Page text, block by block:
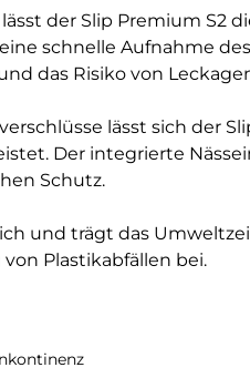
der Slip Premium S2
schnelle Aufnahme
das Risiko von
lässt sich der
Der integrierte
Schutz.
und trägt das
Plastikabfällen bei.